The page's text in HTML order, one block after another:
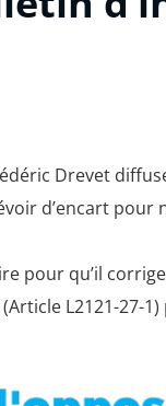
Drevet
d’encart
pour qu’il
L2121-27-